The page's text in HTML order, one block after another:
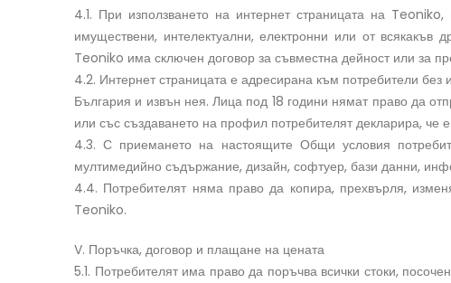
4.1. При използването на интернет страницата на Teoniko,
имуществени, интелектуални, електронни или от всякакъв
Teoniko има сключен договор за съвместна дейност или за
4.2. Интернет страницата е адресирана към потребители без
България и извън нея. Лица под 18 години нямат право да
или със създаването на профил потребителят декларира,
4.3. С приемането на настоящите Общи условия
мултимедийно съдържание, дизайн, софтуер, бази данни,
4.4. Потребителят няма право да копира, прехвърля,
Teoniko.
V. Поръчка, договор и плащане на цената
5.1. Потребителят има право да поръчва всички стоки,